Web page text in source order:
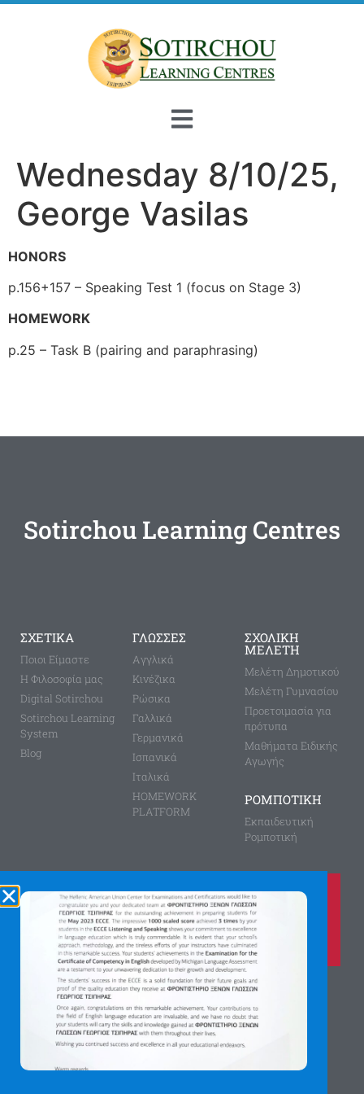
Wednesday 8/10/25,
George Vasilas
HONORS
p.156+157 – Speaking Test 1 (focus on Stage 3)
HOMEWORK
p.25 – Task B (pairing and paraphrasing)
Sotirchou Learning Centres
ΣΧΕΤΙΚΑ
Ποιοι Είμαστε
Η Φιλοσοφία μας
Digital Sotirchou
Sotirchou Learning
System
Blog
ΓΛΩΣΣΕΣ
Aγγλικά
Κινέζικα
Ρώσικα
Γαλλικά
Γερμανικά
Ισπανικά
Ιταλικά
HOMEWORK
PLATFORM
ΣΧΟΛΙΚΗ
ΜΕΛΕΤΗ
Μελέτη Δημοτικού
Μελέτη Γυμνασίου
Προετοιμασία για
πρότυπα
Μαθήματα Ειδικής
Αγωγής
ΡΟΜΠΟΤΙΚΗ
Εκπαιδευτική
Ρομποτική
Καλέστε μας τώρα στο
210 8028149
για περισσότερες πληροφορίες
Αγίας Παρασκευής 8, Άνω Πεύκη
Αργύρη Γεωργίου 2, Λυκόβρυση
Πατήστε εδώ για χάρτη